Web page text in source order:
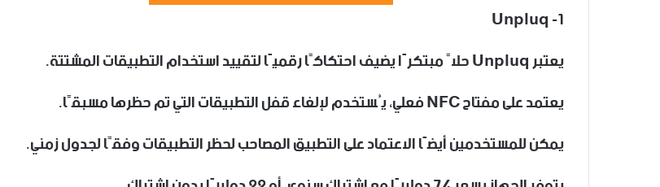
1- Unpluq
يعتبر Unpluq حلاً مبتكرًا يضيف احتكاكًا رقميًا لتقييد استخدام التطبيقات المشتتة.
يعتمد على مفتاح NFC فعلي، يُستخدم لإلغاء قفل التطبيقات التي تم حظرها مسبقًا.
يمكن للمستخدمين أيضًا الاعتماد على التطبيق المصاحب لحظر التطبيقات وفقًا لجدول زمني.